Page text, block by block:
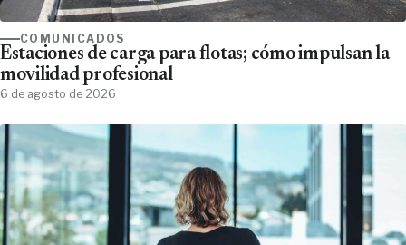
COMUNICADOS
Estaciones de carga para flotas; cómo impulsan la
movilidad profesional
6 de agosto de 2026